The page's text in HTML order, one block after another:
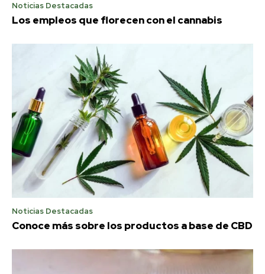
Noticias Destacadas
Los empleos que florecen con el cannabis
Noticias Destacadas
Conoce más sobre los productos a base de CBD